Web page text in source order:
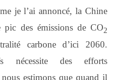
je l’ai annoncé, la Chine
pic des émissions de CO2
carbone d’ici 2060.
nécessite des efforts
estimons que quand il